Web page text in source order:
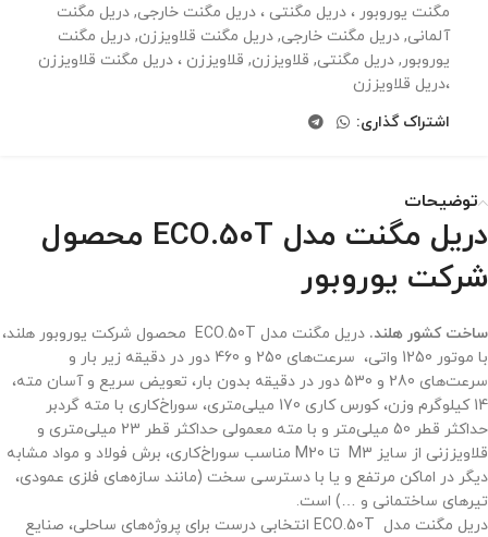
مگنت یوروبور ، دریل مگنتی ، دریل مگنت خارجی, دریل مگنت
آلمانی, دریل مگنت خارجی, دریل مگنت قلاویززن, دریل مگنت
یوروبور , دریل مگنتی, قلاویززن, قلاویززن ، دریل مگنت قلاویززن
،‌دریل قلاویززن
اشتراک گذاری:
توضیحات
دریل مگنت مدل ECO.50T محصول
شرکت یوروبور
ساخت کشور هلند.
دریل مگنت مدل ECO.50T محصول شرکت یوروبور هلند،
با موتور 1250 واتی، سرعت‌های 250 و 460 دور در دقیقه زیر بار و
سرعت‌های 280 و 530 دور در دقیقه بدون بار، تعویض سریع و آسان مته،
14 کیلوگرم وزن، کورس کاری 170 میلی‌متری، سوراخ‌کاری با مته گردبر
حداکثر قطر 50 میلی‌متر و با مته معمولی حداکثر قطر 23 میلی‌متری و
قلاویززنی از سایز M3 تا M20 مناسب سوراخ‌کاری، برش فولاد و مواد مشابه
دیگر در اماکن مرتفع و یا با دسترسی سخت (مانند سازه‌های فلزی عمودی،
تیرهای ساختمانی و …) است.
دریل مگنت مدل ECO.50T انتخابی درست برای پروژه‌های ساحلی، صنایع